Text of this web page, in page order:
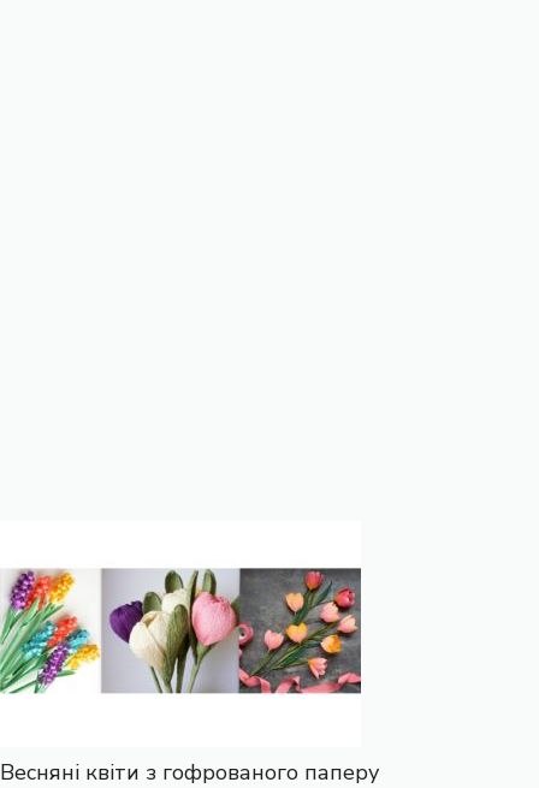
Весняні квіти з гофрованого паперу